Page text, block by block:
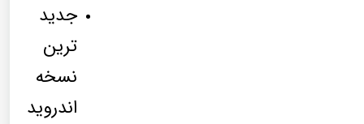
جدید
ترین
نسخه
اندروید